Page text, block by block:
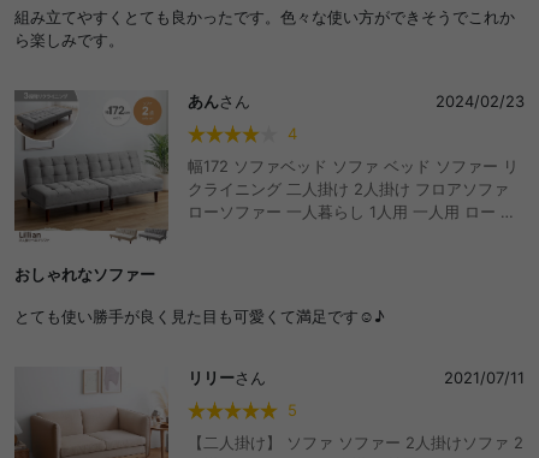
組み立てやすくとても良かったです。色々な使い方ができそうでこれか
ら楽しみです。
あんさん
2024/02/23
4
幅172 ソファベッド ソファ ベッド ソファー リ
クライニング 二人掛け 2人掛け フロアソファ
ローソファー 一人暮らし 1人用 一人用 ロー ベ
おしゃれなソファー
とても使い勝手が良く見た目も可愛くて満足です☺︎♪
リリーさん
2021/07/11
5
【二人掛け】 ソファ ソファー 2人掛けソファ 2